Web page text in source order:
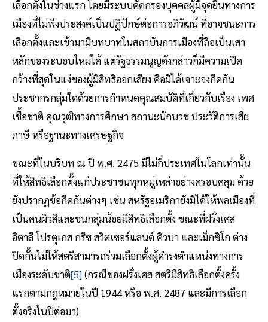
เลือกตั้งในช่วงแรก โดยมีระบบคัดกรองบุคคลผู้มีจุดยืนทางการ
เมืองที่ไม่พึงประสงค์เป็นปฏิปักษ์ต่อการอภิวัฒน์ ที่อาจชนะการ
เลือกตั้งและเข้ามามีบทบาทในสถาบันการเมืองที่ถือเป็นเสา
หลักของระบอบใหม่ได้ แต่รัฐธรรมนูญดังกล่าวก็มีความเปิด
กว้างที่สุดในแง่ของผู้มีสิทธิออกเสียง คือมิได้เจาะจงกีดกัน
ประชากรกลุ่มใดด้วยการกําหนดคุณสมบัติที่เกี่ยวกับเรื่อง เพศ
เชื้อชาติ คุณวุฒิทางการศึกษา สถานะนักบวช ประวัติการเสีย
ภาษี หรือฐานะทางเศรษฐกิจ
ขณะที่ในบริบท ณ ปี พ.ศ. 2475 มีไม่กี่ประเทศในโลกเท่านั้น
ที่ให้สิทธิเลือกตั้งแก่ประชาชนทุกหมู่เหล่าอย่างครอบคลุม ด้วย
ยังปรากฏข้อกีดกันต่างๆ เช่น สหรัฐอเมริกายังมิได้ให้พลเมืองที่
เป็นคนผิวสีและชนกลุ่มน้อยมีสิทธิเลือกตั้ง ขณะที่ฝรั่งเศส
อิตาลี โปรตุเกส กรีซ สวิตเซอร์แลนด์ คิวบา และเม็กซิโก ต่าง
ปิดกั้นไม่ให้สตรีสามารถร่วมเลือกตั้งผู้ดำรงตำแหน่งทางการ
เมืองระดับชาติ[5](กรณีของฝรั่งเศส สตรีมีสิทธิเลือกตั้งครั้ง
แรกตามกฎหมายในปี 1944 หรือ พ.ศ. 2487 และมีการเลือก
ตั้งจริงในปีต่อมา)